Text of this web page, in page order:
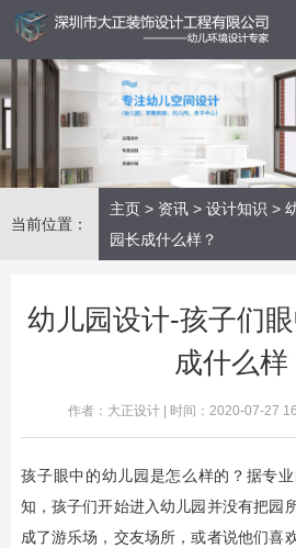
当前位置：
主页 > 资讯 > 设计知识 >
园长成什么样？
幼儿园设计-孩子们
成什么样
作者：大正设计 | 时间：2020-07-27
孩子眼中的幼儿园是怎么样的？据专
知，孩子们开始进入幼儿园并没有把园
成了游乐场，交友场所，或者说他们喜